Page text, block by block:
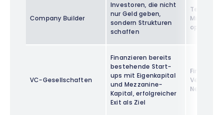
Company Builder
Investoren, die nicht
nur Geld geben,
sondern Strukturen
schaffen
Team-
Mitarbeit
VC-Gesellschaften
Finanzieren bereits
bestehende Start-
ups mit Eigenkapital
und Mezzanine-
Kapital, erfolgreicher
Exit als Ziel